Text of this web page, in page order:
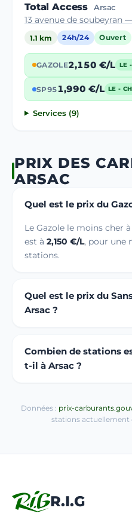
Total Access Arsac
13 avenue de soubeyran
1.1 km 24h/24 Ouvert
GAZOLE2,150 €/L LE
SP951,990 €/L LE -
Services (9)
PRIX DES
ARSAC
Quel est le prix du
Le Gazole le moins cher
est à 2,150 €/L, pour une
stations.
Quel est le prix du
Arsac ?
Combien de stations
t-il à Arsac ?
Données : prix-
stations actuellement
R.I.G